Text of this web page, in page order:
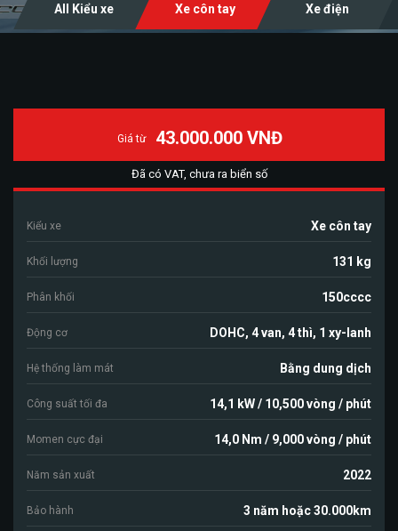
All Kiểu xe Xe côn tay Xe điện
Giá từ 43.000.000 VNĐ
Đã có VAT, chưa ra biển số
Kiểu xe Xe côn tay
Khối lượng 131 kg
Phân khối 150cccc
Động cơ DOHC, 4 van, 4 thì, 1 xy-lanh
Hệ thống làm mát Bằng dung dịch
Công suất tối đa 14,1 kW / 10,500 vòng / phút
Momen cực đại 14,0 Nm / 9,000 vòng / phút
Năm sản xuất 2022
Bảo hành 3 năm hoặc 30.000km